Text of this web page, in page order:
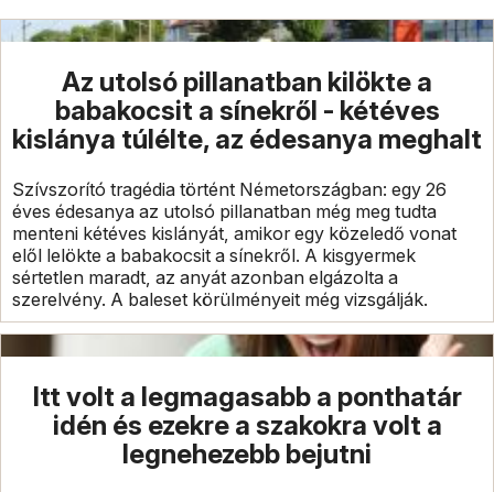
Az utolsó pillanatban kilökte a
babakocsit a sínekről - kétéves
kislánya túlélte, az édesanya meghalt
Szívszorító tragédia történt Németországban: egy 26
éves édesanya az utolsó pillanatban még meg tudta
menteni kétéves kislányát, amikor egy közeledő vonat
elől lelökte a babakocsit a sínekről. A kisgyermek
sértetlen maradt, az anyát azonban elgázolta a
szerelvény. A baleset körülményeit még vizsgálják.
Itt volt a legmagasabb a ponthatár
idén és ezekre a szakokra volt a
legnehezebb bejutni